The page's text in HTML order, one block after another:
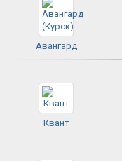
Авангард
Квант